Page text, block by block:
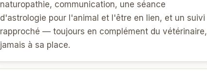
naturopathie, communication, une séance
d'astrologie pour l'animal et l'être en lien, et un suivi
rapproché — toujours en complément du vétérinaire,
jamais à sa place.